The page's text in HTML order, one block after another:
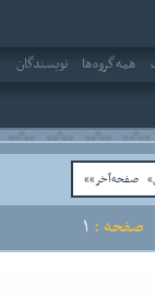
همه‌گروه‌ها
نویسندگان
صفحه‌آخر»»
صفحه :